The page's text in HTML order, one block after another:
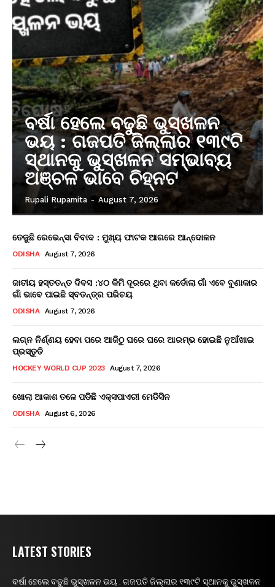
ବର୍ଷା ହେଲେ ବଢୁଛି ଭୁସ୍ଖଳନ
ଭୟ : ଗଜପତି ଜିଲ୍ଲାର ୧୩୯ଟି
ସ୍ଥାନକୁ ଭୁସ୍ଖଳନ ସମ୍ଭାବ୍ୟ
ଅଞ୍ଚଳ ଭାବେ ଚିହ୍ନଟ
Rupali Rupamita - August 7, 2026
ତେଜୁଛି ରେଭେନ୍ସା ବିବାଦ : ମୁଖ୍ୟ ଫାଟକ ଆଗରେ ଆନ୍ଦୋଳନ
ODISHA August 7, 2026
ଜାତୀୟ ହସ୍ତତନ୍ତ ଦିବସ :୪୦ କିମି ଦୂରରେ ଥିବା କର୍ଡୋଲା ଗାଁ ଏବେ ବୁଣାକାର
ଗାଁ ଭାବେ ପାଇଛି ସ୍ବତନ୍ତ୍ର ପରିଚୟ
ODISHA August 7, 2026
ଲଗ୍ନ ନିର୍ଣ୍ଣୟ ହେବା ପରେ ଆଜିଠୁ ଘରେ ଘରେ ଆରମ୍ଭ ହୋଇଛି ନୁଆଁଖାଇ
ପ୍ରସ୍ତୁତି
HOCKEY WORLD CUP 2023 August 7, 2026
ଖୋଲା ଆକାଶ ତଳେ ପଡିଛି ଏକ୍ସପାଏରୀ ମେଡିସିନ
ODISHA August 6, 2026
LATEST STORIES
ବର୍ଷା ହେଲେ ବଢୁଛି ଭୁସ୍ଖଳନ ଭୟ : ଗଜପତି ଜିଲ୍ଲାର ୧୩୯ଟି ସ୍ଥାନକୁ ଭୁସ୍ଖଳନ